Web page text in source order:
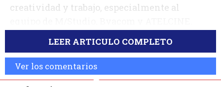
creatividad y trabajo, especialmente al
LEER ARTICULO COMPLETO
Ver los comentarios